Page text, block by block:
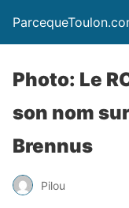
Photo: Le
son nom
Brennus
Pilou